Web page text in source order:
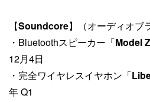
【Soundcore】（オーディオブ
・Bluetoothスピーカー「Model
12月4日
・完全ワイヤレスイヤホン「
年 Q1